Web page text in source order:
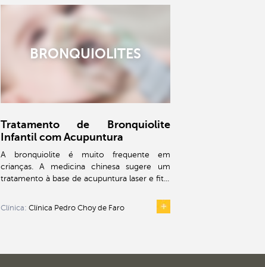
BRONQUIOLITES
Tratamento de Bronquiolite
Infantil com Acupuntura
A bronquiolite é muito frequente em
crianças. A medicina chinesa sugere um
tratamento à base de acupuntura laser e fit...
Clínica: Clínica Pedro Choy de Faro